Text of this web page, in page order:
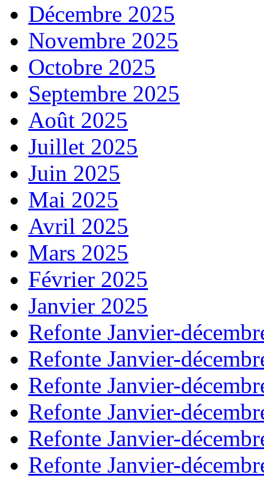
Décembre 2025
Novembre 2025
Octobre 2025
Septembre 2025
Août 2025
Juillet 2025
Juin 2025
Mai 2025
Avril 2025
Mars 2025
Février 2025
Janvier 2025
Refonte Janvier-
Refonte Janvier-
Refonte Janvier-
Refonte Janvier-
Refonte Janvier-
Refonte Janvier-